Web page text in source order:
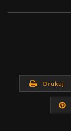
Drukuj